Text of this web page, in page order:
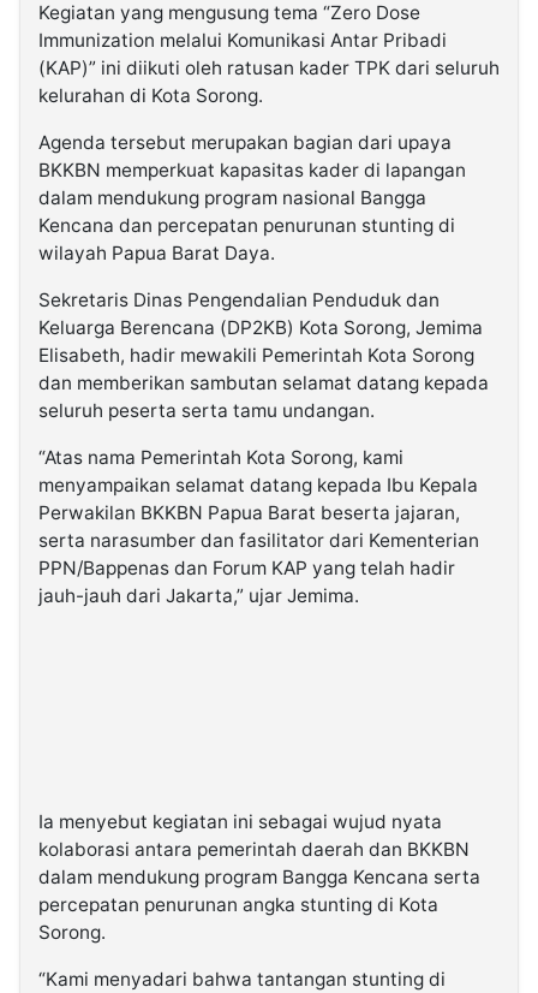
Kegiatan yang mengusung tema “Zero Dose
Immunization melalui Komunikasi Antar Pribadi
(KAP)” ini diikuti oleh ratusan kader TPK dari seluruh
kelurahan di Kota Sorong.
Agenda tersebut merupakan bagian dari upaya
BKKBN memperkuat kapasitas kader di lapangan
dalam mendukung program nasional Bangga
Kencana dan percepatan penurunan stunting di
wilayah Papua Barat Daya.
Sekretaris Dinas Pengendalian Penduduk dan
Keluarga Berencana (DP2KB) Kota Sorong, Jemima
Elisabeth, hadir mewakili Pemerintah Kota Sorong
dan memberikan sambutan selamat datang kepada
seluruh peserta serta tamu undangan.
“Atas nama Pemerintah Kota Sorong, kami
menyampaikan selamat datang kepada Ibu Kepala
Perwakilan BKKBN Papua Barat beserta jajaran,
serta narasumber dan fasilitator dari Kementerian
PPN/Bappenas dan Forum KAP yang telah hadir
jauh-jauh dari Jakarta,” ujar Jemima.
Ia menyebut kegiatan ini sebagai wujud nyata
kolaborasi antara pemerintah daerah dan BKKBN
dalam mendukung program Bangga Kencana serta
percepatan penurunan angka stunting di Kota
Sorong.
“Kami menyadari bahwa tantangan stunting di